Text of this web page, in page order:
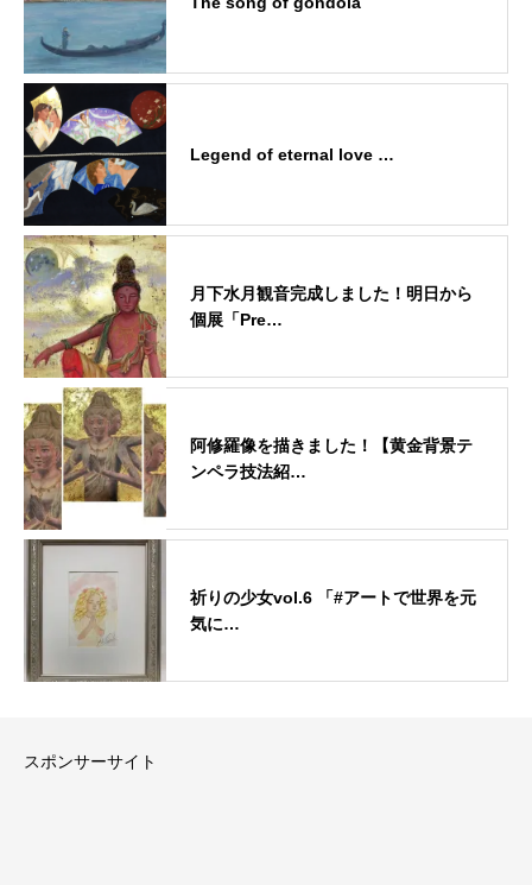
Legend of eternal love …
月下水月観音完成しました！明日から
個展「Pre…
阿修羅像を描きました！【黄金背景テ
ンペラ技法紹…
祈りの少女vol.6 「#アートで世界を元
気に…
スポンサーサイト